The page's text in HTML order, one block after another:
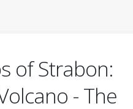
of Strabon:
- The